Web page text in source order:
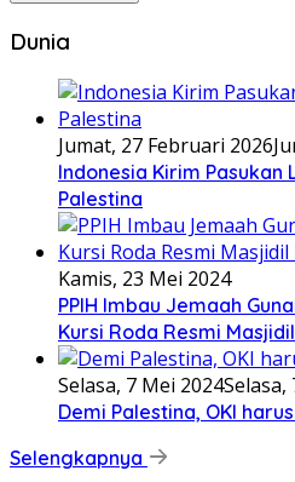
Dunia
Jumat, 27 Februari 2026
Indonesia Kirim Pasukan
Palestina
Kamis, 23 Mei 2024
PPIH Imbau Jemaah
Kursi Roda Resmi
Selasa, 7 Mei 2024Selasa,
Demi Palestina, OKI
Selengkapnya